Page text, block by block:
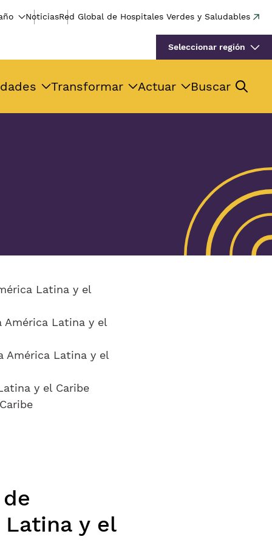
NoticiasRed Global de Hospitales Verdes y Saludables
Seleccionar región
Transformar Actuar Buscar
Latina y el
Latina y el
América Latina y el
y el Caribe
y el